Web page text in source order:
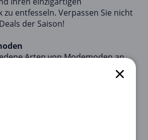
zu entfesseln. Verpassen Sie nicht
der Saison!
Arten von Modemoden an,
gerecht zu werden: